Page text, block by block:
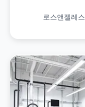
로스앤젤레스